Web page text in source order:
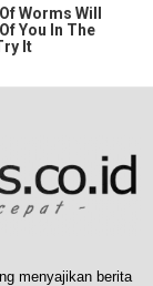
Worms Will
You In The
It
menyajikan berita